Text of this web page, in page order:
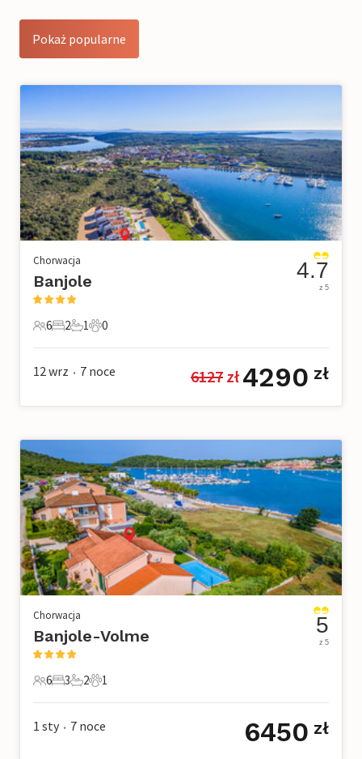
Pokaż popularne
Chorwacja
Banjole
6 Goście
6
2 Sypialnie
2
1 Łazienka
1
0 Zwierzęta domowe
0
4.7
z 5
12 wrz • 7 noce 6127 zł 4290 zł
Chorwacja
Banjole-Volme
6 Goście
6
3 Sypialnie
3
2 Łazienki
2
1 Zwierzę domowe
1
5
z 5
1 sty • 7 noce 6450 zł